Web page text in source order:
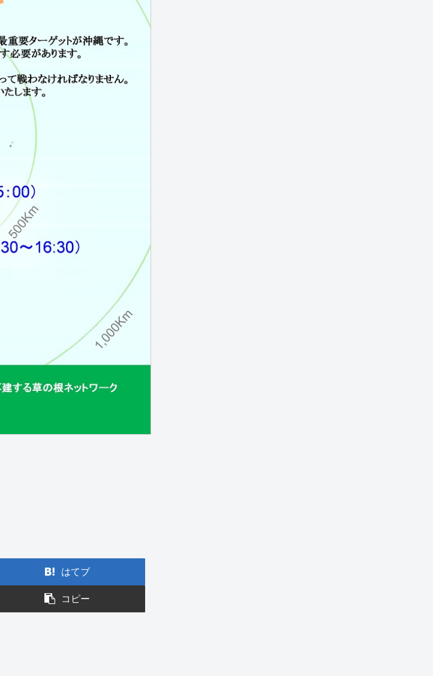
はてブ
コピー